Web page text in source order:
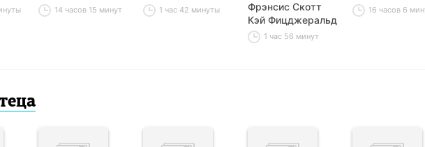
14 часов 15 минут 1 час 42 минуты
Фрэнсис Скотт
Кэй Фицджеральд
1 час 56 минут
16 часов 6